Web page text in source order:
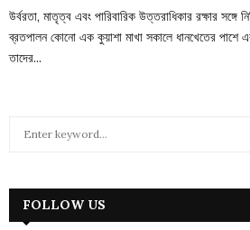
উর্বরতা, মাতৃত্ব এবং পারিবারিক উত্তরাধিকার রক্ষার সঙ্গে
ব্রতপালন কোনো এক কুয়াশা মাখা সকালে ধানখেতের পাশে
তাদের...
h
FOLLOW US